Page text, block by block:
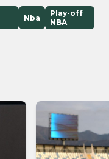
Nba
Play-off
NBA